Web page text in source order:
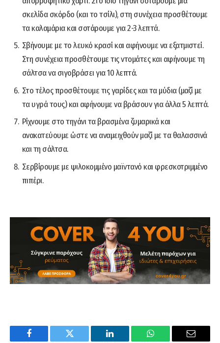
σκελίδα σκόρδο (και το τσίλι), στη συνέχεια προσθέτουμε
τα καλαμάρια και σοτάρουμε για 2-3 λεπτά.
Σβήνουμε με το λευκό κρασί και αφήνουμε να εξατμιστεί.
Στη συνέχεια προσθέτουμε τις ντομάτες και αφήνουμε τη
σάλτσα να σιγοβράσει για 10 λεπτά.
Στο τέλος προσθέτουμε τις γαρίδες και τα μύδια (μαζί με
τα υγρά τους) και αφήνουμε να βράσουν για άλλα 5 λεπτά.
Ρίχνουμε στο τηγάνι τα βρασμένα ζυμαρικά και
ανακατεύουμε ώστε να αναμειχθούν μαζί με τα θαλασσινά
και τη σάλτσα.
Σερβίρουμε με ψιλοκομμένο μαϊντανό και φρεσκοτριμμένο
πιπέρι.
Facebook Twitter LinkedIn WhatsApp Email